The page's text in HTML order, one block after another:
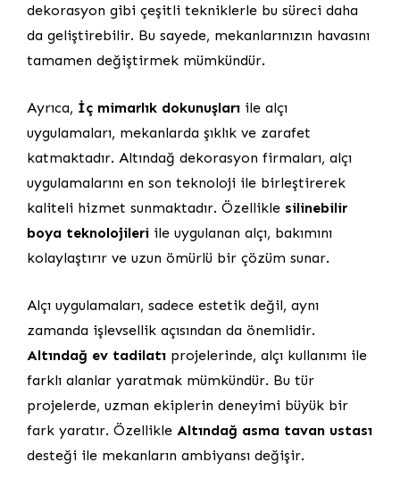
dekorasyon gibi çeşitli tekniklerle bu süreci daha
da geliştirebilir. Bu sayede, mekanlarınızın havasını
tamamen değiştirmek mümkündür.
Ayrıca, İç mimarlık dokunuşları ile alçı
uygulamaları, mekanlarda şıklık ve zarafet
katmaktadır. Altındağ dekorasyon firmaları, alçı
uygulamalarını en son teknoloji ile birleştirerek
kaliteli hizmet sunmaktadır. Özellikle silinebilir
boya teknolojileri ile uygulanan alçı, bakımını
kolaylaştırır ve uzun ömürlü bir çözüm sunar.
Alçı uygulamaları, sadece estetik değil, aynı
zamanda işlevsellik açısından da önemlidir.
Altındağ ev tadilatı projelerinde, alçı kullanımı ile
farklı alanlar yaratmak mümkündür. Bu tür
projelerde, uzman ekiplerin deneyimi büyük bir
fark yaratır. Özellikle Altındağ asma tavan ustası
desteği ile mekanların ambiyansı değişir.